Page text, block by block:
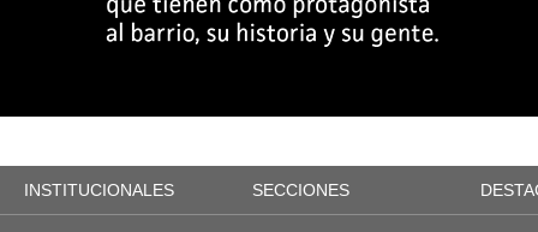
INSTITUCIONALES SECCIONES